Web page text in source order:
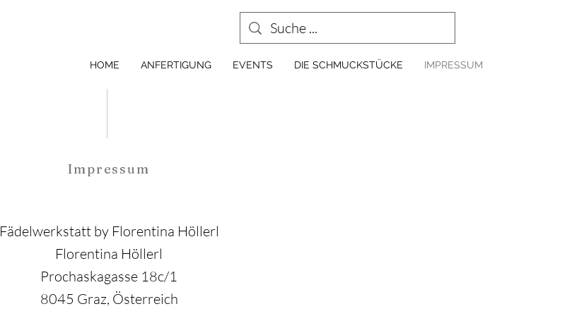
HOME ANFERTIGUNG EVENTS DIE SCHMUCKSTÜCKE IMPRESSUM
Impressum
Fädelwerkstatt by Florentina Höllerl
Florentina Höllerl
Prochaskagasse 18c/1
8045 Graz, Österreich